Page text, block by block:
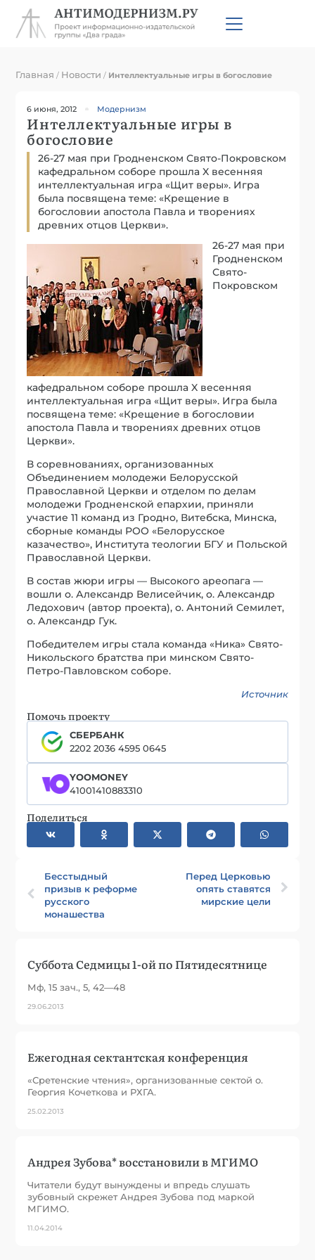
Главная / Новости / Интеллектуальные игры в богословие
6 июня, 2012 Модернизм
Интеллектуальные игры в
богословие
26-27 мая при Гродненском Свято-Покровском
кафедральном соборе прошла X весенняя
интеллектуальная игра «Щит веры». Игра
была посвящена теме: «Крещение в
богословии апостола Павла и творениях
древних отцов Церкви».
26-27 мая при
Гродненском
Свято-
Покровском
кафедральном соборе прошла X весенняя
интеллектуальная игра «Щит веры». Игра была
посвящена теме: «Крещение в богословии
апостола Павла и творениях древних отцов
Церкви».
В соревнованиях, организованных
Объединением молодежи Белорусской
Православной Церкви и отделом по делам
молодежи Гродненской епархии, приняли
участие 11 команд из Гродно, Витебска, Минска,
сборные команды РОО «Белорусское
казачество», Института теологии БГУ и Польской
Православной Церкви.
В состав жюри игры — Высокого ареопага —
вошли о. Александр Велисейчик, о. Александр
Ледохович (автор проекта), о. Антоний Семилет,
о. Александр Гук.
Победителем игры стала команда «Ника» Свято-
Никольского братства при минском Свято-
Петро-Павловском соборе.
Источник
Помочь проекту
СБЕРБАНК
2202 2036 4595 0645
YOOMONEY
41001410883310
Поделиться
Бесстыдный
призыв к реформе
русского
монашества
Перед Церковью
опять ставятся
мирские цели
Суббота Седмицы 1-ой по Пятидесятнице
Мф, 15 зач., 5, 42—48
29.06.2013
Ежегодная сектантская конференция
«Сретенские чтения», организованные сектой о.
Георгия Кочеткова и РХГА.
25.02.2013
Андрея Зубова* восстановили в МГИМО
Читатели будут вынуждены и впредь слушать
зубовный скрежет Андрея Зубова под маркой
МГИМО.
11.04.2014